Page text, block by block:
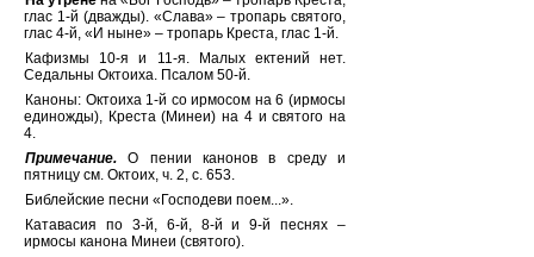
глас 1-й (дважды). «Слава» – тропарь святого,
глас 4-й, «И ныне» – тропарь Креста, глас 1-й.
Кафизмы 10-я и 11-я. Малых ектений нет.
Седальны Октоиха. Псалом 50-й.
Каноны: Октоиха 1-й со ирмосом на 6 (ирмосы
единожды), Креста (Минеи) на 4 и святого на
4.
Примечание. О пении канонов в среду и
пятницу см. Октоих, ч. 2, с. 653.
Библейские песни «Господеви поем...».
Катавасия по 3-й, 6-й, 8-й и 9-й песнях –
ирмосы канона Минеи (святого).